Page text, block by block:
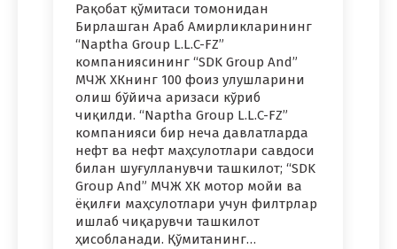
Рақобат қўмитаси томонидан
Бирлашган Араб Амирликларининг
“Naptha Group L.L.C-FZ”
компаниясининг “SDK Group And”
МЧЖ ХКнинг 100 фоиз улушларини
олиш бўйича аризаси кўриб
чиқилди. “Naptha Group L.L.C-FZ”
компанияси бир неча давлатларда
нефт ва нефт маҳсулотлари савдоси
билан шуғулланувчи ташкилот; “SDK
Group And” МЧЖ ХК мотор мойи ва
ёқилғи маҳсулотлари учун филтрлар
ишлаб чиқарувчи ташкилот
ҳисобланади. Қўмитанинг…